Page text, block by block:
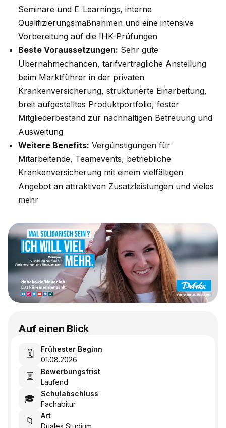
Seminare und E-Learnings, interne
Qualifizierungsmaßnahmen und eine intensive
Vorbereitung auf die IHK-Prüfungen
Beste Voraussetzungen: Sehr gute
Übernahmechancen, tarifvertragliche Anstellung
beim Marktführer in der privaten
Krankenversicherung, strukturierte Einarbeitung,
breit aufgestelltes Produktportfolio, fester
Mitgliederbestand zur nachhaltigen Betreuung und
Ausweitung
Weitere Benefits: Vergünstigungen für
Mitarbeitende, Teamevents, betriebliche
Krankenversicherung mit einem vielfältigen
Angebot an attraktiven Zusatzleistungen und vieles
mehr
Auf einen Blick
🗓️
Frühester Beginn
01.08.2026
⏳
Bewerbungsfrist
Laufend
🎓
Schulabschluss
Fachabitur
📁
Art
Duales Studium